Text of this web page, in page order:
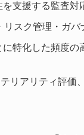
を支援する監査対
リスク管理・ガ
に特化した頻度の
リアリティ評